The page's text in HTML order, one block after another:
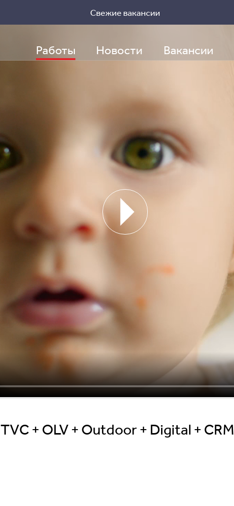
Свежие вакансии
Работы Новости Вакансии
Заполнить бриф
TVC + OLV + Outdoor + Digital + CRM